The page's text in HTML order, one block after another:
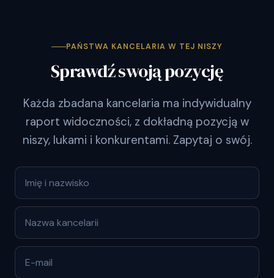
PAŃSTWA KANCELARIA W TEJ NISZY
Sprawdź swoją pozycję
Każda zbadana kancelaria ma indywidualny
raport widoczności, z dokładną pozycją w
niszy, lukami i konkurentami. Zapytaj o swój.